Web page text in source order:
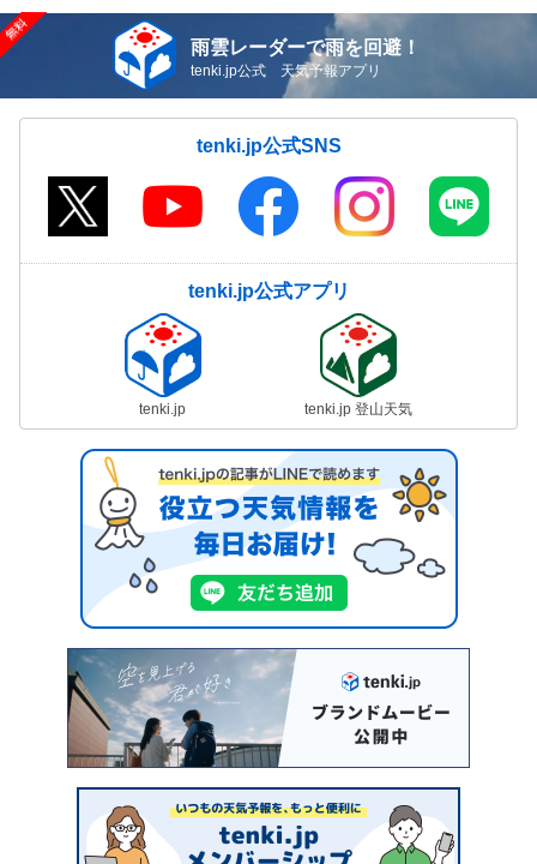
雨雲レーダーで雨を回避！
tenki.jp公式 天気予報アプリ
tenki.jp公式SNS
tenki.jp公式アプリ
tenki.jp tenki.jp 登山天気